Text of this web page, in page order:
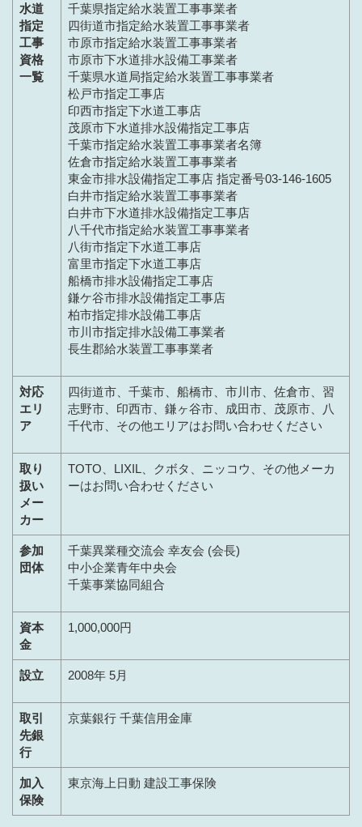
水道
指定
工事
資格
一覧
千葉県指定給水装置工事事業者
四街道市指定給水装置工事事業者
市原市指定給水装置工事事業者
市原市下水道排水設備工事業者
千葉県水道局指定給水装置工事事業者
松戸市指定工事店
印西市指定下水道工事店
茂原市下水道排水設備指定工事店
千葉市指定給水装置工事事業者名簿
佐倉市指定給水装置工事事業者
東金市排水設備指定工事店 指定番号03-146-1605
白井市指定給水装置工事事業者
白井市下水道排水設備指定工事店
八千代市指定給水装置工事事業者
八街市指定下水道工事店
富里市指定下水道工事店
船橋市排水設備指定工事店
鎌ケ谷市排水設備指定工事店
柏市指定排水設備工事店
市川市指定排水設備工事業者
長生郡給水装置工事事業者
対応
エリ
ア
四街道市、千葉市、船橋市、市川市、佐倉市、習
志野市、印西市、鎌ヶ谷市、成田市、茂原市、八
千代市、その他エリアはお問い合わせください
取り
扱い
メー
カー
TOTO、LIXIL、クボタ、ニッコウ、その他メーカ
ーはお問い合わせください
参加
団体
千葉異業種交流会 幸友会 (会長)
中小企業青年中央会
千葉事業協同組合
資本
金
1,000,000円
設立 2008年 5月
取引
先銀
行
京葉銀行 千葉信用金庫
加入
保険
東京海上日動 建設工事保険